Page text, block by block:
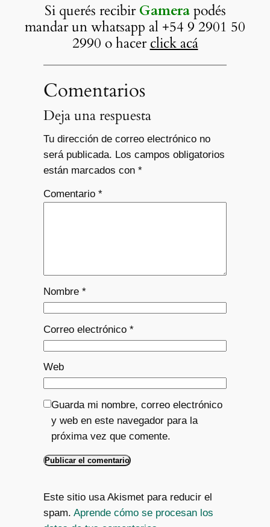
Si querés recibirGamerapodés
mandar un whatsapp al +54 9 2901 50
2990 o hacerclick acá
Comentarios
Deja una respuesta
Tu dirección de correo electrónico no
será publicada. Los campos obligatorios
están marcados con *
Comentario *
Nombre *
Correo electrónico *
Web
Guarda mi nombre, correo electrónico
y web en este navegador para la
próxima vez que comente.
Este sitio usa Akismet para reducir el
spam. Aprende cómo se procesan los